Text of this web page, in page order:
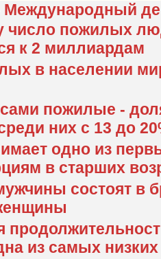
Международный
число пожилых
к 2 миллиардам
в населении
пожилые -
них с 13 до
одно из
в старших
состоят в
из самых